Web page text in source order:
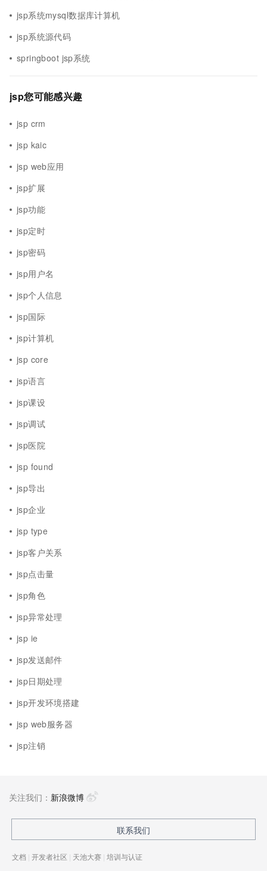
jsp系统mysql数据库计算机
jsp系统源代码
springboot jsp系统
jsp您可能感兴趣
jsp crm
jsp kaic
jsp web应用
jsp扩展
jsp功能
jsp定时
jsp密码
jsp用户名
jsp个人信息
jsp国际
jsp计算机
jsp core
jsp语言
jsp课设
jsp调试
jsp医院
jsp found
jsp导出
jsp企业
jsp type
jsp客户关系
jsp点击量
jsp角色
jsp异常处理
jsp ie
jsp发送邮件
jsp日期处理
jsp开发环境搭建
jsp web服务器
jsp注销
关注我们： 新浪微博
联系我们
文档 | 开发者社区 | 天池大赛 | 培训与认证